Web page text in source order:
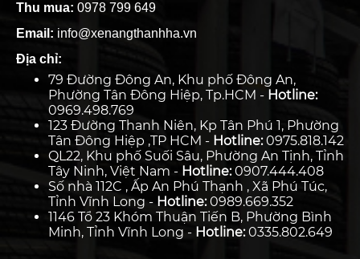
Thu mua: 0978 799 649
Email: info@xenangthanhha.vn
Địa chỉ:
79 Đường Đông An, Khu phố Đông An,
Phường Tân Đông Hiệp, Tp.HCM - Hotline:
0969.498.769
123 Đường Thanh Niên, Kp Tân Phú 1, Phường
Tân Đông Hiệp ,TP HCM - Hotline:0975.818.142
QL22, Khu phố Suối Sâu, Phường An Tịnh, Tỉnh
Tây Ninh, Việt Nam - Hotline:0907.444.408
Số nhà 112C , Ấp An Phú Thạnh , Xã Phú Túc,
Tỉnh Vĩnh Long - Hotline:0989.669.352
1146 Tổ 23 Khóm Thuận Tiến B, Phường Bình
Minh, Tỉnh Vĩnh Long - Hotline:0335.802.649